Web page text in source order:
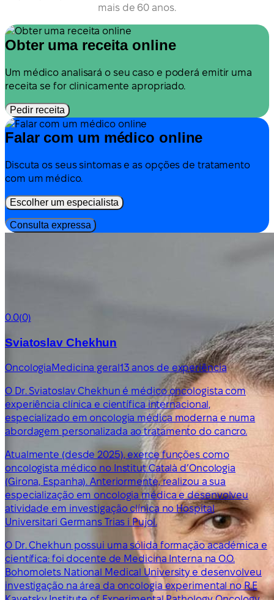
mais de 60 anos.
Obter uma receita online
Um médico analisará o seu caso e poderá emitir uma
receita se for clinicamente apropriado.
Pedir receita
Falar com um médico online
Discuta os seus sintomas e as opções de tratamento
com um médico.
Escolher um especialista
Consulta expressa
0.0(0)
Sviatoslav Chekhun
Oncologia Medicina geral13 anos de experiência
O Dr. Sviatoslav Chekhun é médico oncologista com
experiência clínica e científica internacional,
especializado em oncologia médica moderna e numa
abordagem personalizada ao tratamento do cancro.
Atualmente (desde 2025), exerce funções como
oncologista médico no Institut Català d’Oncologia
(Girona, Espanha). Anteriormente, realizou a sua
especialização em oncologia médica e desenvolveu
atividade em investigação clínica no Hospital
Universitari Germans Trias i Pujol.
O Dr. Chekhun possui uma sólida formação académica e
científica: foi docente de Medicina Interna na O.O.
Bohomolets National Medical University e desenvolveu
investigação na área da oncologia experimental no R.E